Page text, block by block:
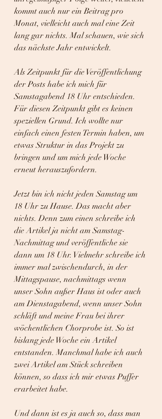
kommt auch nur ein Beitrag pro
Monat, vielleicht auch mal eine Zeit
lang gar nichts. Mal schauen, wie sich
das nächste Jahr entwickelt.
Als Zeitpunkt für die Veröffentlichung
der Posts habe ich mich für
Samstagabend 18 Uhr entschieden.
Für diesen Zeitpunkt gibt es keinen
speziellen Grund. Ich wollte nur
einfach einen festen Termin haben, um
etwas Struktur in das Projekt zu
bringen und um mich jede Woche
erneut herauszufordern.
Jetzt bin ich nicht jeden Samstag um
18 Uhr zu Hause. Das macht aber
nichts. Denn zum einen schreibe ich
die Artikel ja nicht am Samstag-
Nachmittag und veröffentliche sie
dann um 18 Uhr. Vielmehr schreibe ich
immer mal zwischendurch, in der
Mittagspause, nachmittags wenn
unser Sohn außer Haus ist oder auch
am Dienstagabend, wenn unser Sohn
schläft und meine Frau bei ihrer
wöchentlichen Chorprobe ist. So ist
bislang jede Woche ein Artikel
entstanden. Manchmal habe ich auch
zwei Artikel am Stück schreiben
können, so dass ich mir etwas Puffer
erarbeitet habe.
Und dann ist es ja auch so, dass man